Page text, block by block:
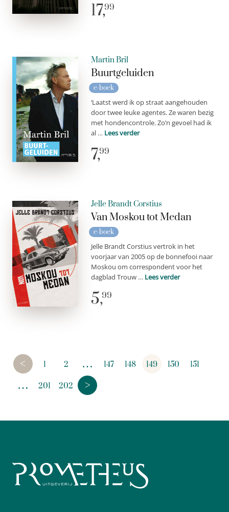
17,99
Martin Bril
Buurtgeluiden
e-boek
‘Laatst werd ik op straat aangehouden
door twee leuke agentes. Ze waren bezig
met hondencontrole. Zo’n gevoel had ik
al … Lees verder
7,99
Jelle Brandt Corstius
Van Moskou tot Medan
e-boek
Jelle Brandt Corstius vertrok in het
voorjaar van 2005 op de bonnefooi naar
Moskou om correspondent voor het
dagblad Trouw … Lees verder
5,99
< 1 2 … 147 148 149 150 151
… 201 202 >